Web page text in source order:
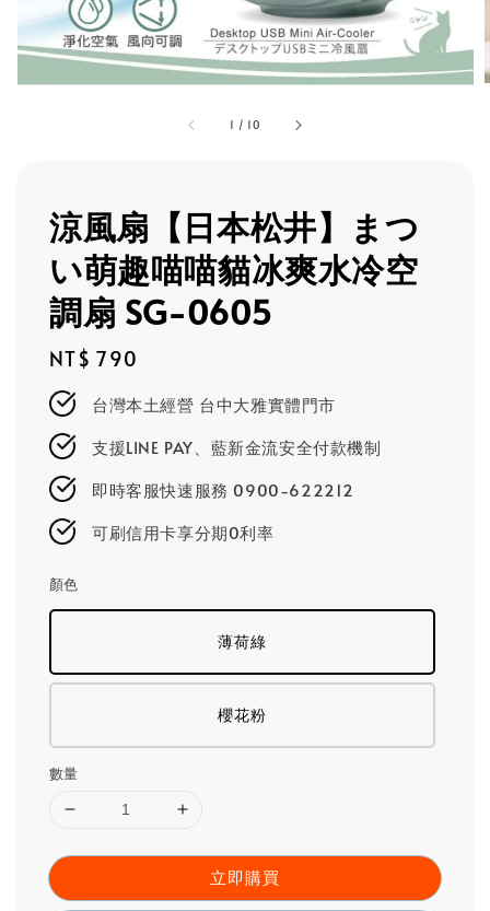
1 / 10
涼風扇【日本松井】まつ
い萌趣喵喵貓冰爽水冷空
調扇 SG-0605
Regular
price
NT$ 790
台灣本土經營 台中大雅實體門市
支援LINE PAY、藍新金流安全付款機制
即時客服快速服務 0900-622212
可刷信用卡享分期0利率
顏色
薄荷綠
櫻花粉
數量
立即購買